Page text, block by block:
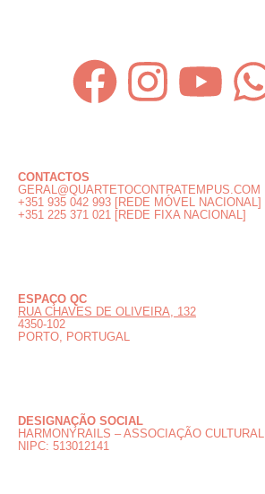
CONTACTOS
GERAL@QUARTETOCONTRATEMPUS.COM
+351 935 042 993 [REDE MÓVEL NACIONAL]
+351 225 371 021 [REDE FIXA NACIONAL]
ESPAÇO QC
RUA CHAVES DE OLIVEIRA, 132
4350-102
PORTO, PORTUGAL
DESIGNAÇÃO SOCIAL
HARMONYRAILS – ASSOCIAÇÃO CULTURAL
NIPC: 513012141